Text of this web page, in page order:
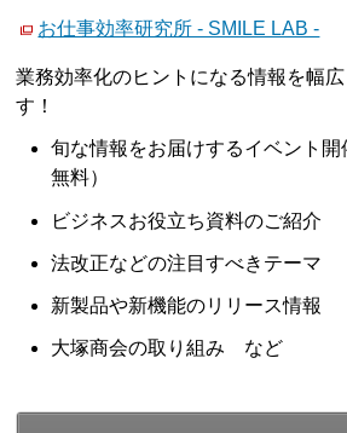
お仕事効率研究所 - SMILE LAB -
業務効率化のヒントになる情報を幅
す！
旬な情報をお届けするイベント
無料）
ビジネスお役立ち資料のご紹介
法改正などの注目すべきテーマ
新製品や新機能のリリース情報
大塚商会の取り組み など